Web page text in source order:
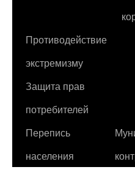
Противодействие
экстремизму
Защита прав
потребителей
Перепись
населения